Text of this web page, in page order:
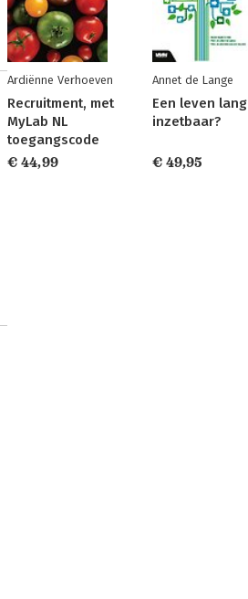
Ardiënne Verhoeven
Recruitment, met
MyLab NL
toegangscode
€ 44,99
Annet de Lange
Een leven lang
inzetbaar?
€ 49,95